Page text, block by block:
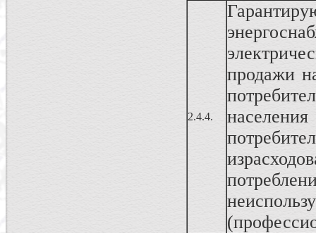
2.4.4.
продажи